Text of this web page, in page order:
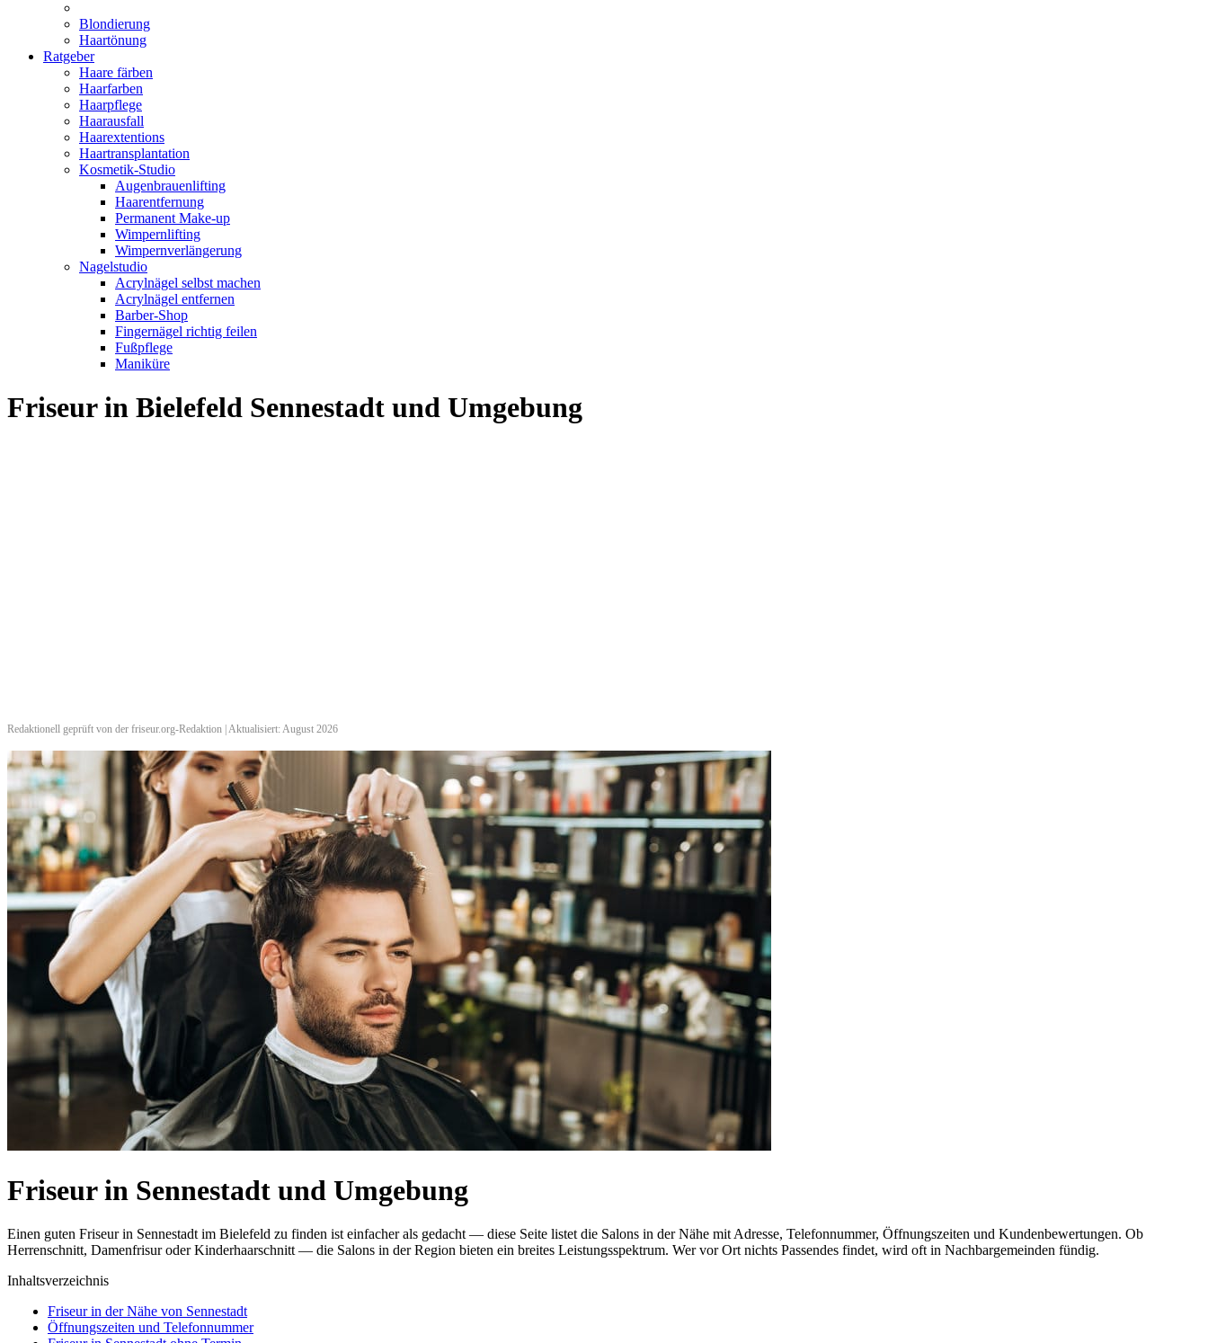
Blondierung
Haartönung
Ratgeber
Haare färben
Haarfarben
Haarpflege
Haarausfall
Haarextentions
Haartransplantation
Kosmetik-Studio
Augenbrauenlifting
Haarentfernung
Permanent Make-up
Wimpernlifting
Wimpernverlängerung
Nagelstudio
Acrylnägel selbst machen
Acrylnägel entfernen
Barber-Shop
Fingernägel richtig feilen
Fußpflege
Maniküre
Friseur in Bielefeld Sennestadt und Umgebung
Redaktionell geprüft von der friseur.org-Redaktion | Aktualisiert: August 2026
Friseur in Sennestadt und Umgebung
Einen guten Friseur in Sennestadt im Bielefeld zu finden ist einfacher als gedacht — diese Seite listet die Salons in der Nähe mit Adresse, Telefonnummer, Öffnungszeiten und Kundenbewertungen. Ob
Herrenschnitt, Damenfrisur oder Kinderhaarschnitt — die Salons in der Region bieten ein breites Leistungsspektrum. Wer vor Ort nichts Passendes findet, wird oft in Nachbargemeinden fündig.
Inhaltsverzeichnis
Friseur in der Nähe von Sennestadt
Öffnungszeiten und Telefonnummer